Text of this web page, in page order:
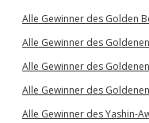
Alle Gewinner des Golden
Alle Gewinner des
Alle Gewinner des
Alle Gewinner des
Alle Gewinner des Yashin-